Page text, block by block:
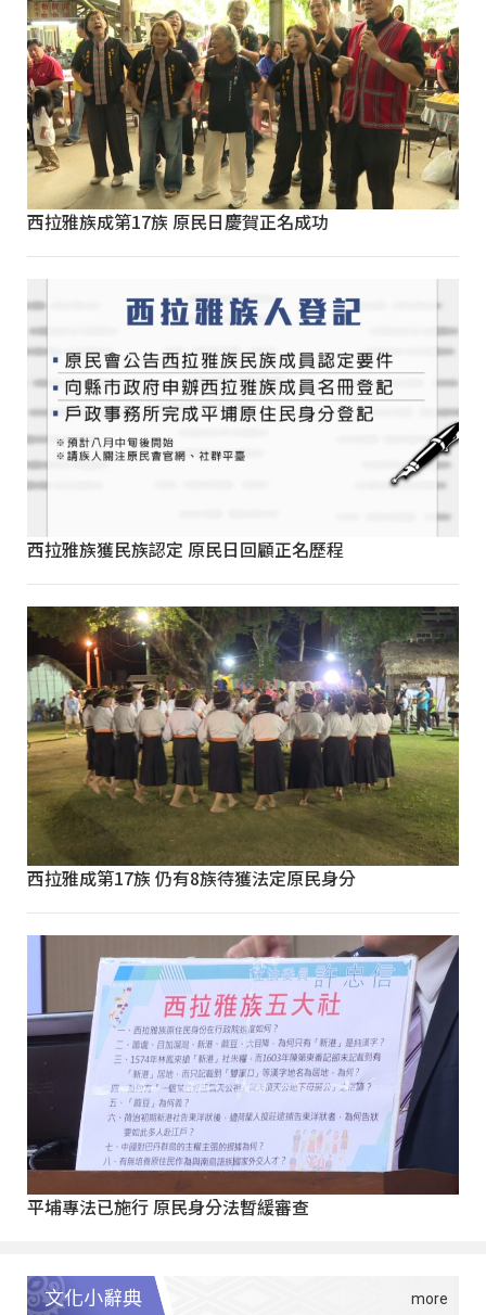
西拉雅族成第17族 原民日慶賀正名成功
西拉雅族獲民族認定 原民日回顧正名歷程
西拉雅成第17族 仍有8族待獲法定原民身分
平埔專法已施行 原民身分法暫緩審查
文化小辭典